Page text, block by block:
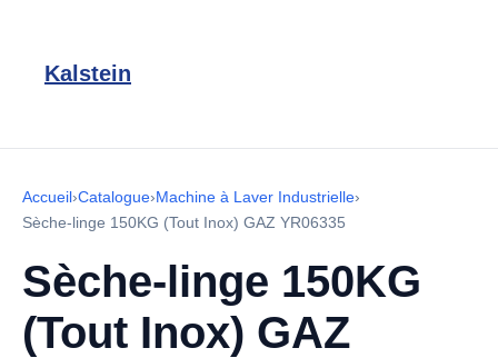
Kalstein
Accueil›Catalogue›Machine à Laver Industrielle›
Sèche-linge 150KG (Tout Inox) GAZ YR06335
Sèche-linge 150KG
(Tout Inox) GAZ